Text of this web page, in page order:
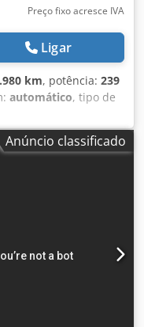
Preço fixo acresce IVA
Ligar
km, potência: 239
automático, tipo de
ar
= - Ar-
- Para-sol =
h+++ +++4x4+++
- Transmissão:
1 - - Segurança: - -
Anúncio classificado